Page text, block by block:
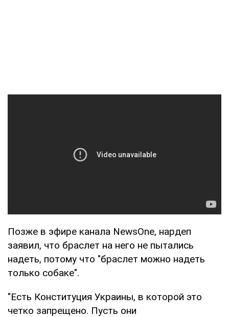
Позже в эфире канала NewsOne, нардеп
заявил, что браслет на него не пытались
надеть, потому что "браслет можно надеть
только собаке".
"Есть Конституция Украины, в которой это
четко запрещено. Пусть они